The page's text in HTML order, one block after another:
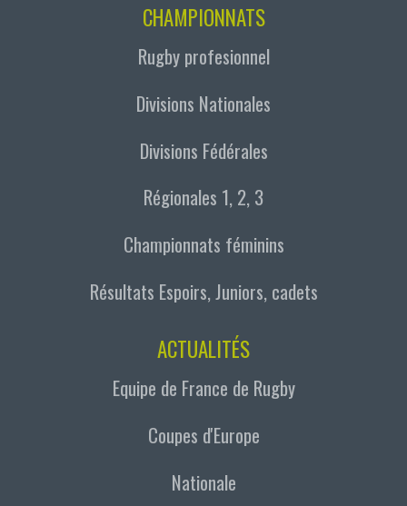
CHAMPIONNATS
Rugby profesionnel
Divisions Nationales
Divisions Fédérales
Régionales 1, 2, 3
Championnats féminins
Résultats Espoirs, Juniors, cadets
ACTUALITÉS
Equipe de France de Rugby
Coupes d'Europe
Nationale